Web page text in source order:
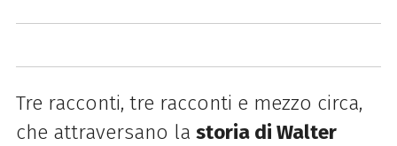
Tre racconti, tre racconti e mezzo circa,
che attraversano la storia di Walter